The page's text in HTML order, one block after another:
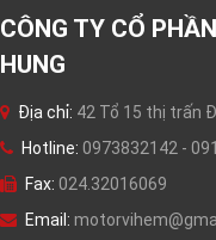
CÔNG TY CỔ
HUNG
Địa chỉ: 42 Tổ 15 thị trấn
Hotline: 0973832142 -
Fax: 024.32016069
Email: